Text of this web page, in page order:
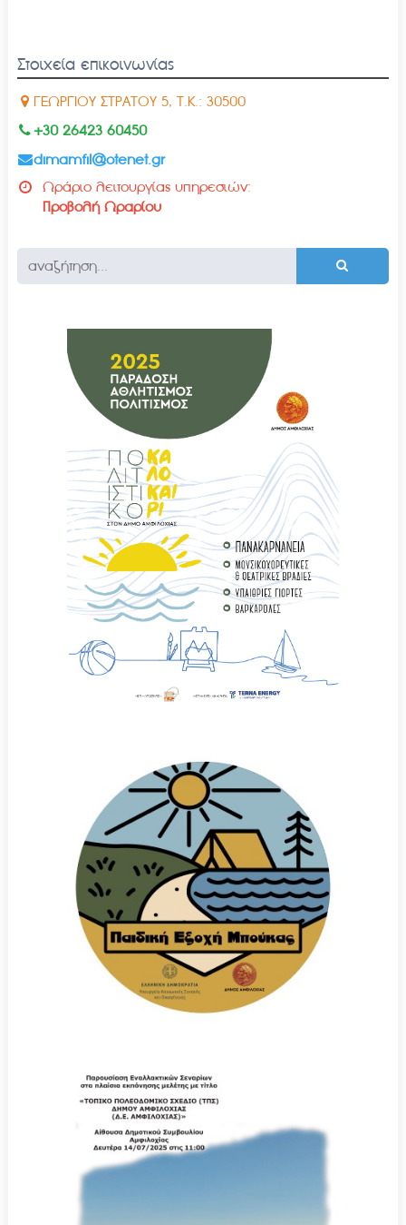
Στοιχεία επικοινωνίας
ΓΕΩΡΓΙΟΥ ΣΤΡΑΤΟΥ 5, Τ.Κ.: 30500
+30 26423 60450
dimamfil@otenet.gr
Ωράριο λειτουργίας υπηρεσιών:
Προβολή Ωραρίου